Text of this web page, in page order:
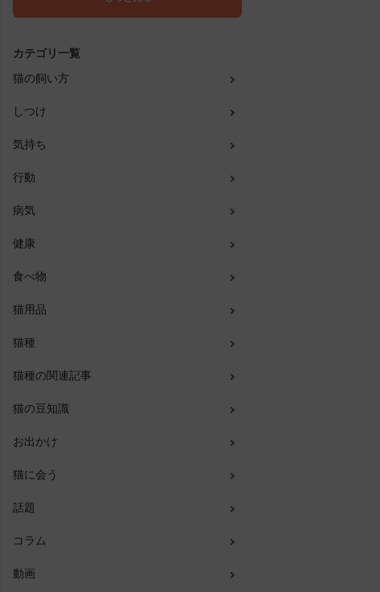
カテゴリ一覧
猫の飼い方
しつけ
気持ち
行動
病気
健康
食べ物
猫用品
猫種
猫種の関連記事
猫の豆知識
お出かけ
猫に会う
話題
コラム
動画